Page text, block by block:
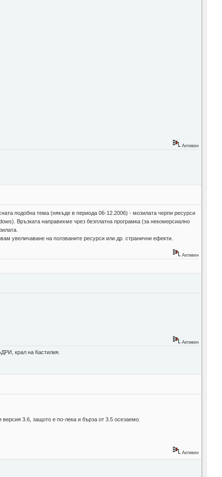
Активен
подобна тема (някъде в периода 06-12.2006) - мозилата черпи ресурси
Връзката направихме чрез безплатна програмка (за некомерсиално
увеличаване на ползваните ресурси или др. странични ефекти.
Активен
Активен
крал на Кастилия.
3.6, защото е по-лека и бърза от 3.5 осезаемо.
Активен